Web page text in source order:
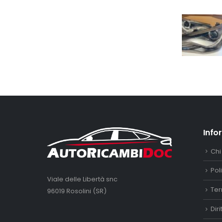
Viale delle Libertà snc
96019 Rosolini (SR)